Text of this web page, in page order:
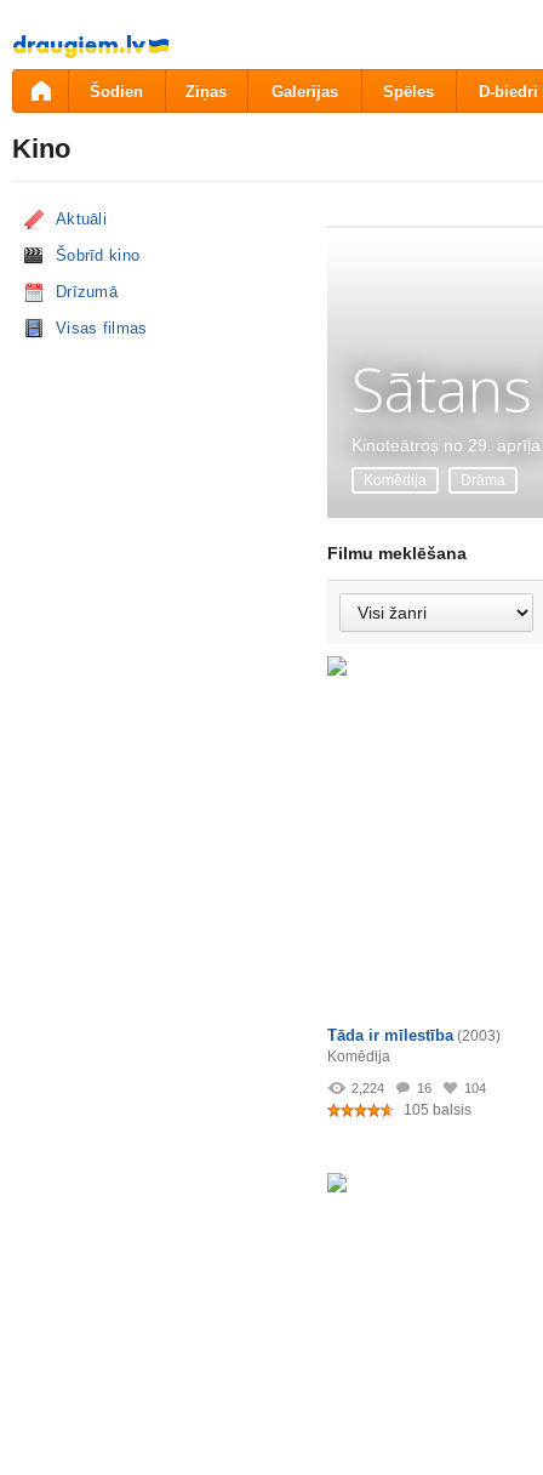
Pāriet
uz
saturu
Šodien Ziņas Galerijas Spēles D-biedri
Kino
Aktuāli
Šobrīd kino
Drīzumā
Visas filmas
Kinoteātros no 29. aprīļa
Komēdija Drāma
Filmu meklēšana
Tāda ir mīlestība (2003)
Komēdija
2,224 16 104
105 balsis